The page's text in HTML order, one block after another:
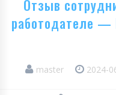
Отзыв
работодателе
master 2024-